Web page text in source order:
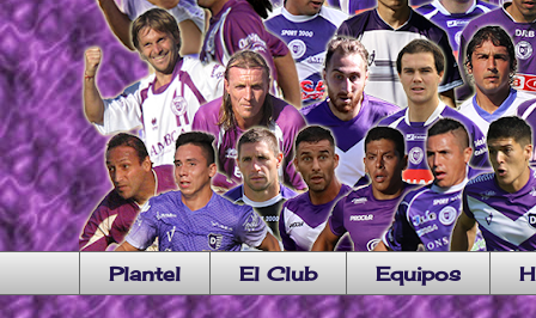
Plantel El Club Equipos